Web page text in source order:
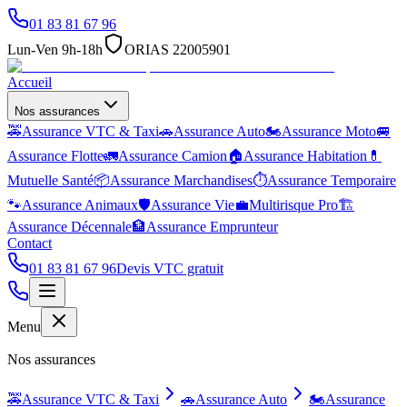
01 83 81 67 96
Lun-Ven 9h-18h
ORIAS 22005901
Accueil
Nos assurances
🚕Assurance VTC & Taxi🚗Assurance Auto🏍️Assurance Moto🚐
Assurance Flotte🚛Assurance Camion🏠Assurance Habitation 💊
Mutuelle Santé📦Assurance Marchandises⏱️Assurance Temporaire
🐾Assurance Animaux🛡️Assurance Vie💼Multirisque Pro🏗️
Assurance Décennale🏦Assurance Emprunteur
Contact
01 83 81 67 96Devis VTC gratuit
Menu
Nos assurances
🚕Assurance VTC & Taxi 🚗Assurance Auto 🏍️Assurance